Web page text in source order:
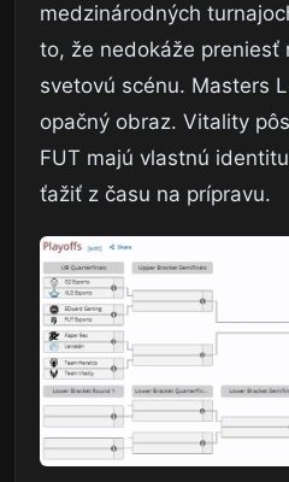
medzinárodných
to, že nedokáže preniesť
svetovú scénu. Masters
opačný obraz. Vitality
FUT majú vlastnú
ťažiť z času na prípravu.